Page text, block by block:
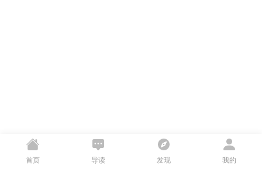
首页 导读 发现 我的